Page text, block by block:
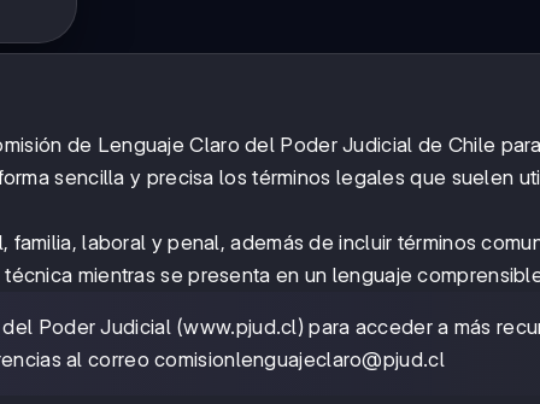
de Lenguaje Claro del Poder Judicial de Chile
sencilla y precisa los términos legales que suelen
laboral y penal, además de incluir términos
mientras se presenta en un lenguaje
Poder Judicial (www.pjud.cl) para acceder a más
al correo comisionlenguajeclaro@pjud.cl